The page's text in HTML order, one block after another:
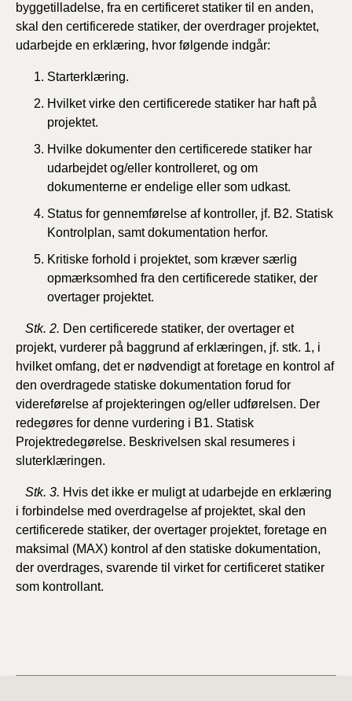
byggetilladelse, fra en certificeret statiker til en anden,
skal den certificerede statiker, der overdrager projektet,
udarbejde en erklæring, hvor følgende indgår:
Starterklæring.
Hvilket virke den certificerede statiker har haft på
projektet.
Hvilke dokumenter den certificerede statiker har
udarbejdet og/eller kontrolleret, og om
dokumenterne er endelige eller som udkast.
Status for gennemførelse af kontroller, jf. B2. Statisk
Kontrolplan, samt dokumentation herfor.
Kritiske forhold i projektet, som kræver særlig
opmærksomhed fra den certificerede statiker, der
overtager projektet.
Stk. 2. Den certificerede statiker, der overtager et
projekt, vurderer på baggrund af erklæringen, jf. stk. 1, i
hvilket omfang, det er nødvendigt at foretage en kontrol af
den overdragede statiske dokumentation forud for
videreførelse af projekteringen og/eller udførelsen. Der
redegøres for denne vurdering i B1. Statisk
Projektredegørelse. Beskrivelsen skal resumeres i
sluterklæringen.
Stk. 3. Hvis det ikke er muligt at udarbejde en erklæring
i forbindelse med overdragelse af projektet, skal den
certificerede statiker, der overtager projektet, foretage en
maksimal (MAX) kontrol af den statiske dokumentation,
der overdrages, svarende til virket for certificeret statiker
som kontrollant.